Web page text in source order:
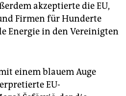
akzeptierte die EU,
Firmen für Hunderte
Energie in den Vereinigten
einem blauem Auge
EU-